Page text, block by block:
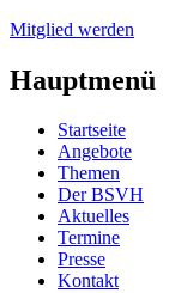
Mitglied werden
Hauptmenü
Startseite
Angebote
Themen
Der BSVH
Aktuelles
Termine
Presse
Kontakt